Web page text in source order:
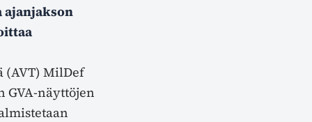
ajanjakson
(AVT) MilDef
GVA-näyttöjen